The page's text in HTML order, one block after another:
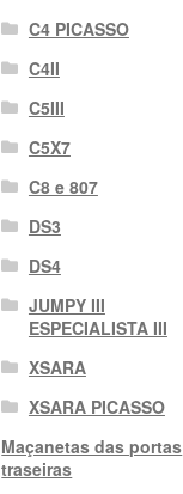
C4 PICASSO
C4II
C5III
C5X7
C8 e 807
DS3
DS4
JUMPY III
ESPECIALISTA III
XSARA
XSARA PICASSO
Maçanetas das portas
traseiras